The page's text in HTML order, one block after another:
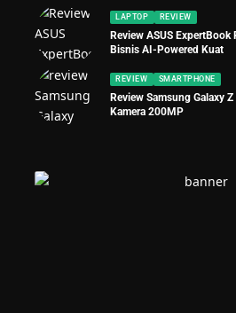
LAPTOP REVIEW
Review ASUS
Bisnis AI-Powered Kuat
REVIEW SMARTPHONE
Review Samsung Galaxy
Kamera 200MP